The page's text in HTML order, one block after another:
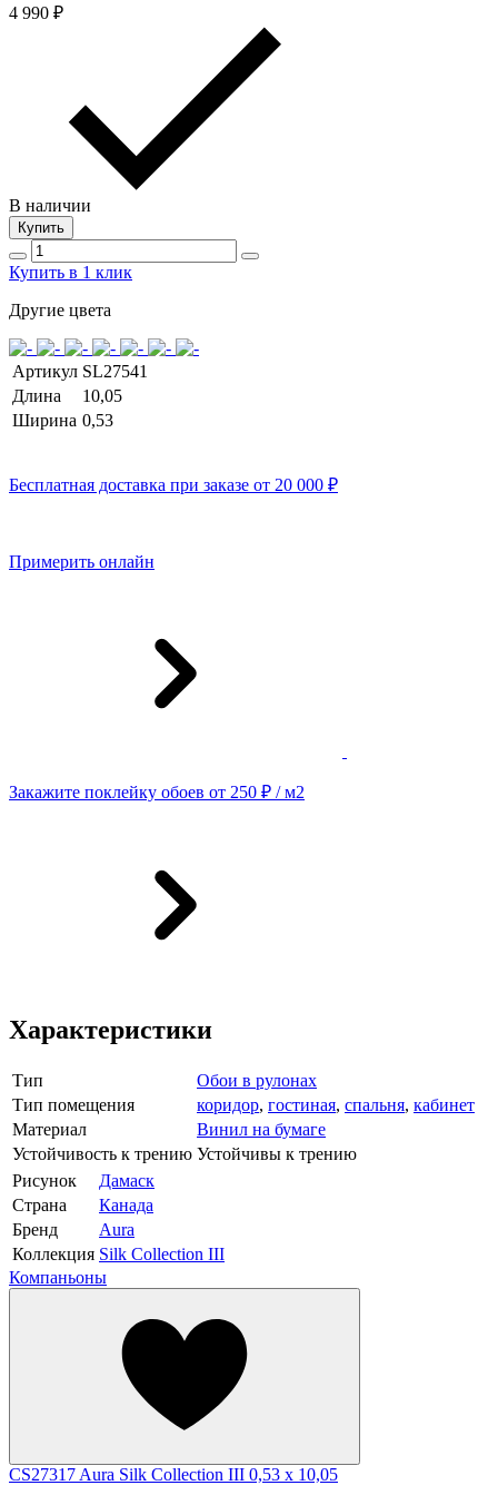
4 990 ₽
В наличии
Купить
Купить в 1 клик
Другие цвета
Артикул SL27541
Длина
10,05
Ширина 0,53
Бесплатная доставка при заказе от 20 000 ₽
Примерить онлайн
Закажите поклейку обоев от 250 ₽ / м2
Характеристики
Тип
Обои в рулонах
Тип помещения
коридор, гостиная, спальня, кабинет
Материал
Винил на бумаге
Устойчивость к трению Устойчивы к трению
Рисунок
Дамаск
Страна
Канада
Бренд
Aura
Коллекция Silk Collection III
Компаньоны
CS27317 Aura Silk Collection III 0,53 x 10,05